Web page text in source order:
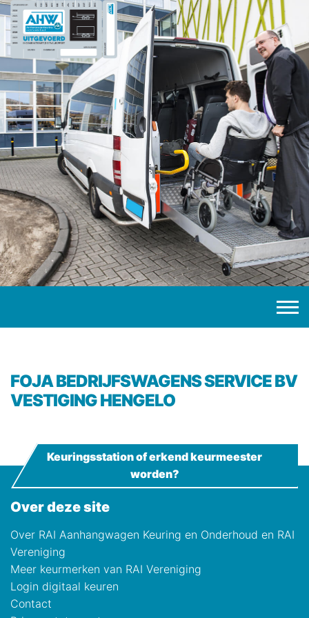
FOJA BEDRIJFSWAGENS SERVICE BV
VESTIGING HENGELO
Over deze site
Over RAI Aanhangwagen Keuring en Onderhoud en RAI
Vereniging
Meer keurmerken van RAI Vereniging
Login digitaal keuren
Contact
Keuringsstation of erkend keurmeester
worden?